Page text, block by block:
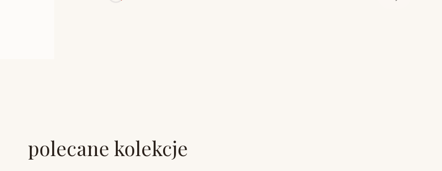
polecane kolekcje